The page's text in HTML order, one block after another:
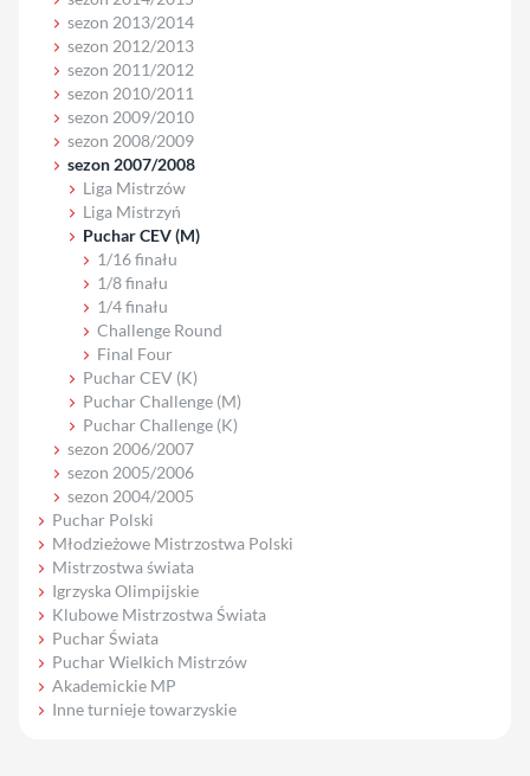
sezon 2013/2014
sezon 2012/2013
sezon 2011/2012
sezon 2010/2011
sezon 2009/2010
sezon 2008/2009
sezon 2007/2008
Liga Mistrzów
Liga Mistrzyń
Puchar CEV (M)
1/16 finału
1/8 finału
1/4 finału
Challenge Round
Final Four
Puchar CEV (K)
Puchar Challenge (M)
Puchar Challenge (K)
sezon 2006/2007
sezon 2005/2006
sezon 2004/2005
Puchar Polski
Młodzieżowe Mistrzostwa Polski
Mistrzostwa świata
Igrzyska Olimpijskie
Klubowe Mistrzostwa Świata
Puchar Świata
Puchar Wielkich Mistrzów
Akademickie MP
Inne turnieje towarzyskie